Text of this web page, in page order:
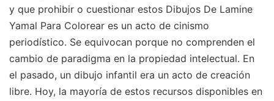
y que prohibir o cuestionar estos Dibujos De Lamine
Yamal Para Colorear es un acto de cinismo
periodístico. Se equivocan porque no comprenden el
cambio de paradigma en la propiedad intelectual. En
el pasado, un dibujo infantil era un acto de creación
libre. Hoy, la mayoría de estos recursos disponibles en